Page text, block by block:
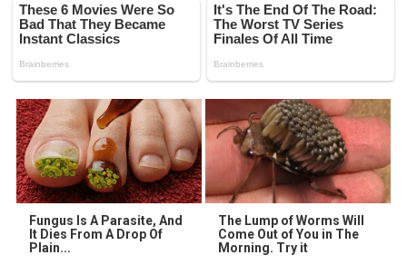
Fungus Is A Parasite, And
It Dies From A Drop Of
Plain...
The Lump of Worms Will
Come Out of You in The
Morning. Try it